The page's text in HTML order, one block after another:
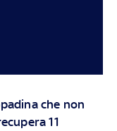
che non
11